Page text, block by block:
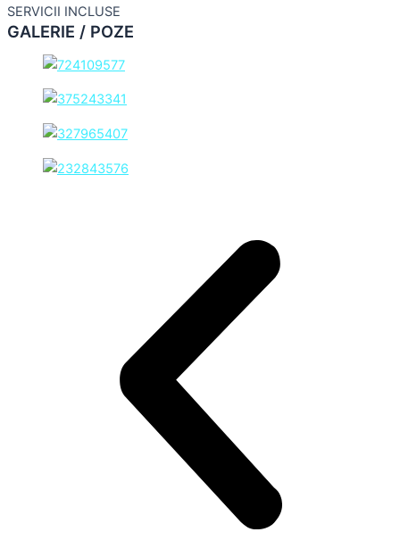
SERVICII INCLUSE
GALERIE / POZE